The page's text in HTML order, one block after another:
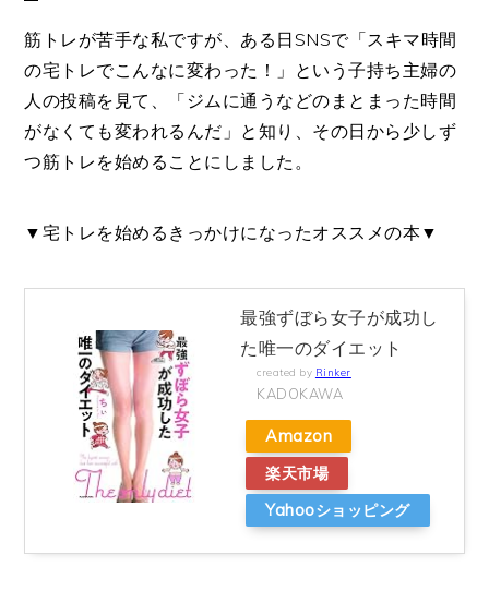
筋トレが苦手な私ですが、ある日SNSで「スキマ時間
の宅トレでこんなに変わった！」という子持ち主婦の
人の投稿を見て、「ジムに通うなどのまとまった時間
がなくても変われるんだ」と知り、その日から少しず
つ筋トレを始めることにしました。
▼宅トレを始めるきっかけになったオススメの本▼
最強ずぼら女子が成功し
た唯一のダイエット
created by Rinker
KADOKAWA
Amazon
楽天市場
Yahooショッピング